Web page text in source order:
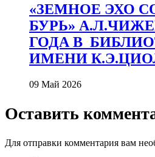
«ЗЕМНОЕ ЭХО
БУРЬ»
ГОДА
ИМЕНИ
09 Май 2026
Оставить
Для отправки комментария вам